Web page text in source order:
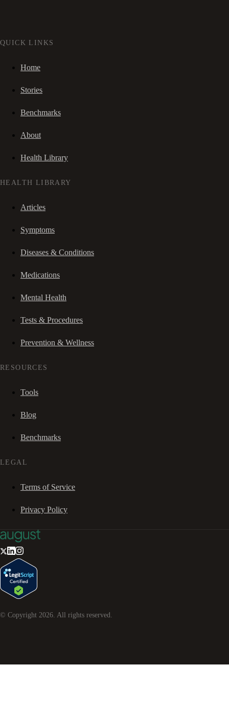
QUICK LINKS
Home
Stories
Benchmarks
About
Health Library
HEALTH LIBRARY
Articles
Symptoms
Diseases & Conditions
Medications
Mental Health
Tests & Procedures
Prevention & Wellness
RESOURCES
Tools
Blog
Benchmarks
LEGAL
Terms of Service
Privacy Policy
© Copyright 2026 . All rights reserved.